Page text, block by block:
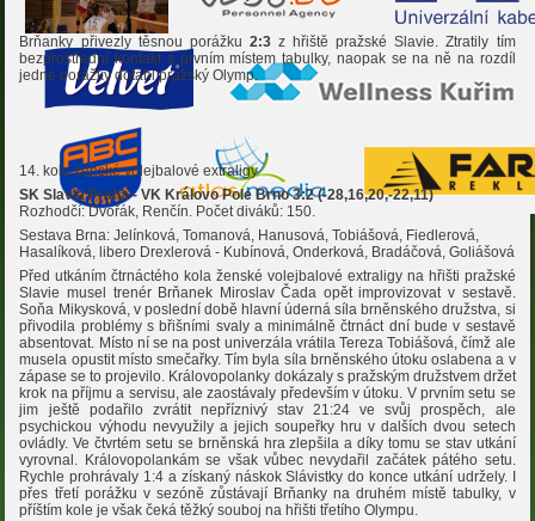
Brňanky přivezly těsnou porážku 2:3z hřiště pražské Slavie. Ztratily tím
bezprostřední kontakt s prvním místem tabulky, naopak se na ně na rozdíl
jedné porážky dotáhl pražský Olymp.
14. kolo ženské volejbalové extraligy
SK Slavia Praha - VK Královo Pole Brno 3:2 (-28,16,20,-22,11)
Rozhodčí: Dvořák, Renčín. Počet diváků: 150.
Sestava Brna: Jelínková, Tomanová, Hanusová, Tobiášová, Fiedlerová,
Hasalíková, libero Drexlerová - Kubínová, Onderková, Bradáčová, Goliášová
Před utkáním čtrnáctého kola ženské volejbalové extraligy na hřišti pražské
Slavie musel trenér Brňanek Miroslav Čada opět improvizovat v sestavě.
Soňa Mikysková, v poslední době hlavní úderná síla brněnského družstva, si
přivodila problémy s břišními svaly a minimálně čtrnáct dní bude v sestavě
absentovat. Místo ní se na post univerzála vrátila Tereza Tobiášová, čímž ale
musela opustit místo smečařky. Tím byla síla brněnského útoku oslabena a v
zápase se to projevilo. Královopolanky dokázaly s pražským družstvem držet
krok na příjmu a servisu, ale zaostávaly především v útoku. V prvním setu se
jim ještě podařilo zvrátit nepříznivý stav 21:24 ve svůj prospěch, ale
psychickou výhodu nevyužily a jejich soupeřky hru v dalších dvou setech
ovládly. Ve čtvrtém setu se brněnská hra zlepšila a díky tomu se stav utkání
vyrovnal. Královopolankám se však vůbec nevydařil začátek pátého setu.
Rychle prohrávaly 1:4 a získaný náskok Slávistky do konce utkání udržely. I
přes třetí porážku v sezóně zůstávají Brňanky na druhém místě tabulky, v
příštím kole je však čeká těžký souboj na hřišti třetího Olympu.